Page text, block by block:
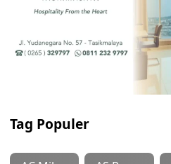
Tag Populer